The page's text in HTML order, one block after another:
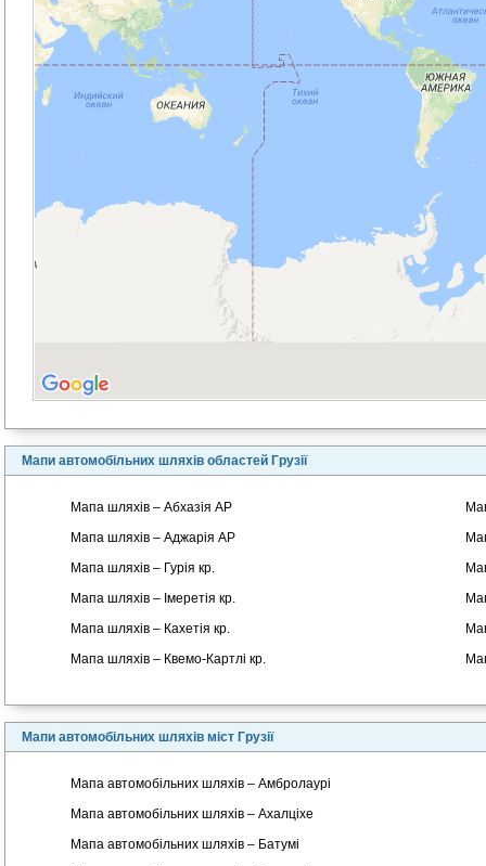
Мапи автомобільних шляхів областей Грузії
Мапа шляхів – Абхазія АР
Мапа шляхів – Аджарія АР
Мапа шляхів – Гурія кр.
Мапа шляхів – Імеретія кр.
Мапа шляхів – Кахетія кр.
Мапа шляхів – Квемо-Картлі кр.
Мапи автомобільних шляхів міст Грузії
Мапа автомобільних шляхів – Амбролаурі
Мапа автомобільних шляхів – Ахалціхе
Мапа автомобільних шляхів – Батумі